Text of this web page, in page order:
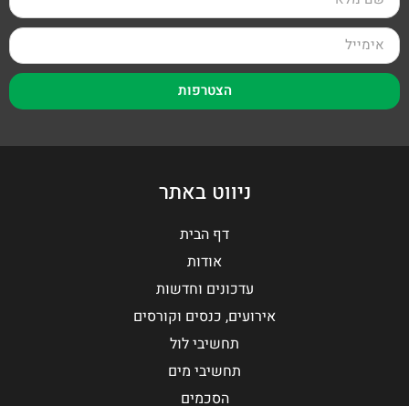
הצטרפות
ניווט באתר
דף הבית
אודות
עדכונים וחדשות
אירועים, כנסים וקורסים
תחשיבי לול
תחשיבי מים
הסכמים